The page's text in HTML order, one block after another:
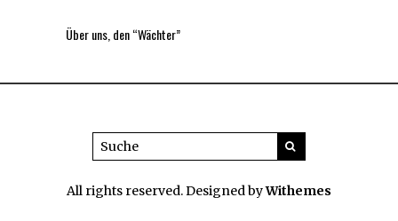
Über uns, den “Wächter”
All rights reserved. Designed byWithemes